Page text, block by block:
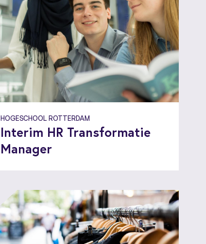
HOGESCHOOL ROTTERDAM
Interim HR Transformatie
Manager